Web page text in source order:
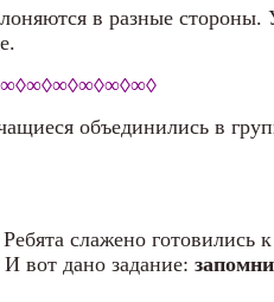
в разные стороны.
объединились в
слажено
вот дано задание: